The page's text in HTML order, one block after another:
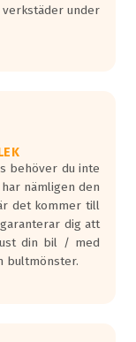
under
behöver du inte
nämligen den
det kommer till
dig att
din bil / med
bultmönster.